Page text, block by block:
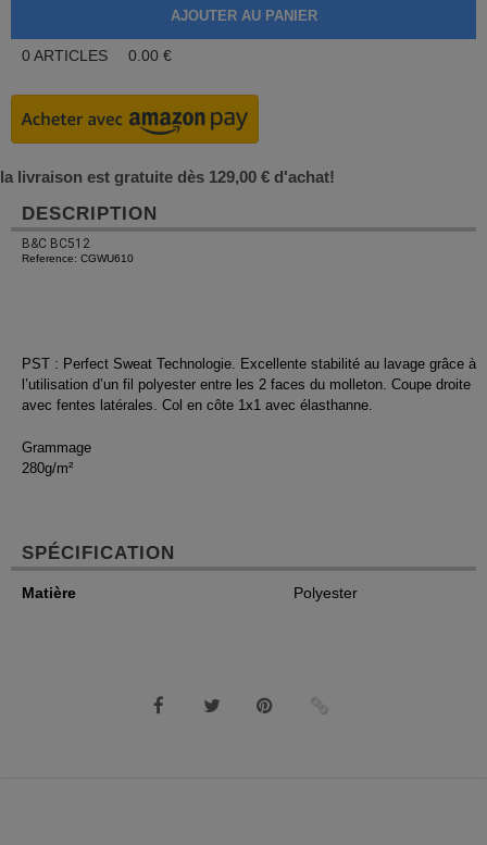
0 ARTICLES 0.00 €
la livraison est gratuite dès 129,00 € d'achat!
DESCRIPTION
B&C BC512
Reference: CGWU610
PST : Perfect Sweat Technologie. Excellente stabilité au lavage grâce à
l’utilisation d’un fil polyester entre les 2 faces du molleton. Coupe droite
avec fentes latérales. Col en côte 1x1 avec élasthanne.
Grammage
280g/m²
SPÉCIFICATION
Matière Polyester